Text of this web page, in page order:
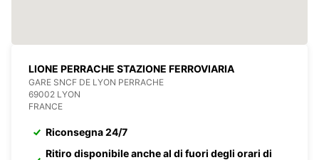
LIONE PERRACHE STAZIONE FERROVIARIA
GARE SNCF DE LYON PERRACHE
69002 LYON
FRANCE
Riconsegna 24/7
Ritiro disponibile anche al di fuori degli orari di